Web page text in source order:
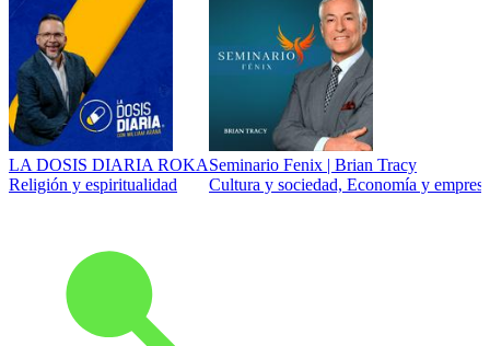
LA DOSIS DIARIA ROKA
Religión y espiritualidad
Seminario Fenix | Brian Tracy
Cultura y sociedad, Economía y